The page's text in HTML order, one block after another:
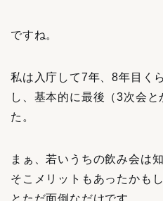
ですね。
私は入庁して7年、8年目く
し、基本的に最後（3次会
た。
まぁ、若いうちの飲み会は
そこメリットもあったかも